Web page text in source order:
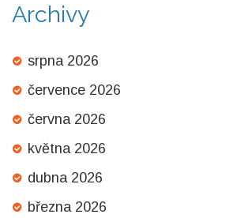
Archivy
srpna 2026
července 2026
června 2026
května 2026
dubna 2026
března 2026